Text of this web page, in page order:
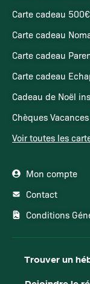
Carte cadeau 500€
Carte cadeau
Carte cadeau
Carte cadeau
Cadeau de Noël
Chèques Vacances
Voir toutes les
Mon compte
Contact
Conditions
Trouver un